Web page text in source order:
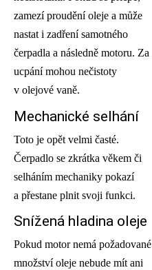
zamezí proudění oleje a může
nastat i zadření samotného
čerpadla a následně motoru. Za
ucpání mohou nečistoty
v olejové vaně.
Mechanické selhání
Toto je opět velmi časté.
Čerpadlo se zkrátka věkem či
selháním mechaniky pokazí
a přestane plnit svoji funkci.
Snížená hladina oleje
Pokud motor nemá požadované
množství oleje nebude mít ani